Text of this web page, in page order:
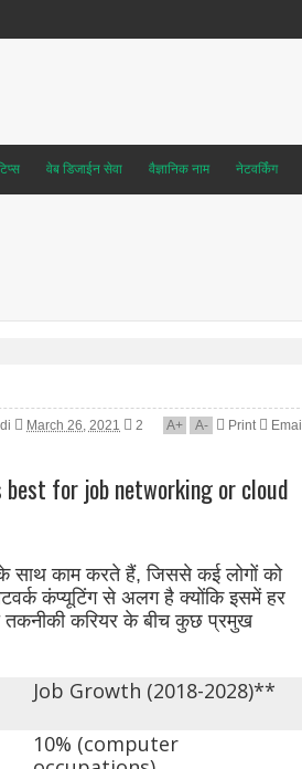
वेब डिजाईन सेवा वैज्ञानिक नाम नेटवर्किंग
March 26, 2021 2 A+ A- Print Email
for job networking or cloud
के साथ काम करते हैं, जिससे कई लोगों को
कंप्यूटिंग से अलग है क्योंकि इसमें हर
तकनीकी करियर के बीच कुछ प्रमुख
Job Growth (2018-2028)**
10% (computer